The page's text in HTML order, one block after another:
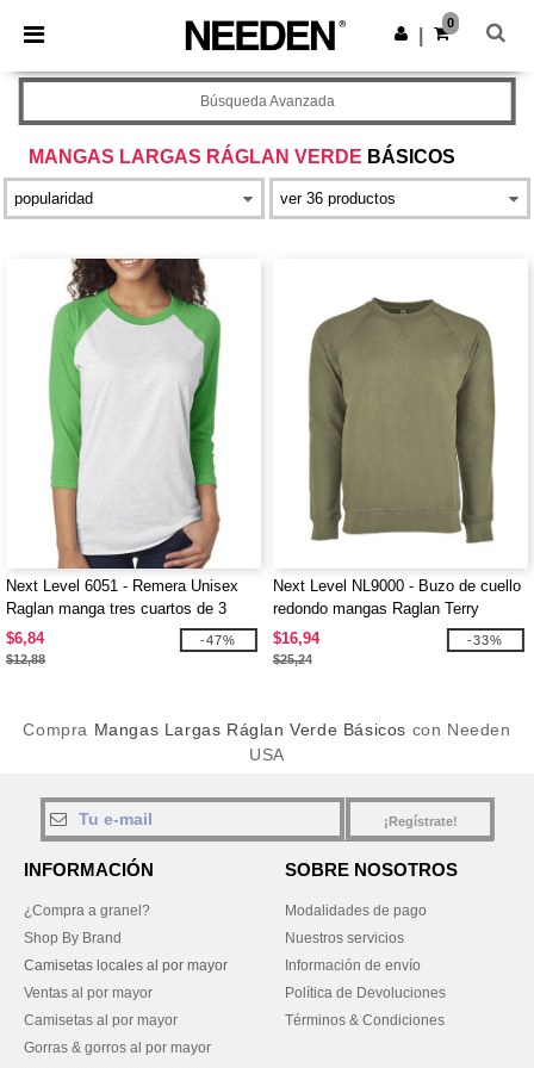
× App de Needen
¡Mejores precios en app!
Descargar app
0
MANGAS LARGAS RÁGLAN VERDE BÁSICOS
Búsqueda Avanzada
Next Level 6051 - Remera Unisex
Raglan manga tres cuartos de 3
telas
$6,84
$12,88
-47%
Next Level NL9000 - Buzo de cuello
redondo mangas Raglan Terry
Unisex
$16,94
$25,24
-33%
Compra Mangas Largas Ráglan Verde Básicos con Needen
USA
¡Regístrate!
INFORMACIÓN
¿Compra a granel?
Shop By Brand
Camisetas locales al por mayor
Ventas al por mayor
Camisetas al por mayor
Gorras & gorros al por mayor
SOBRE NOSOTROS
Modalidades de pago
Nuestros servicios
Información de envío
Política de Devoluciones
Términos & Condiciones